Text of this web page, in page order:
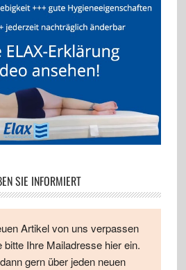
SIE INFORMIERT
Artikel von uns verpassen
bitte Ihre Mailadresse hier ein.
gern über jeden neuen